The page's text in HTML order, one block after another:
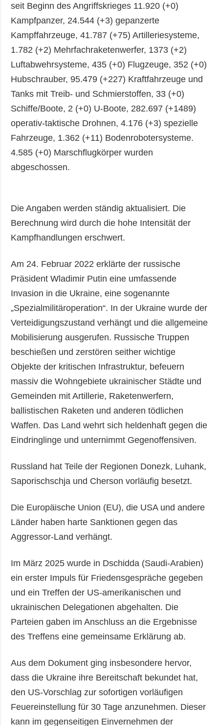
seit Beginn des Angriffskrieges 11.920 (+0)
Kampfpanzer, 24.544 (+3) gepanzerte
Kampffahrzeuge, 41.787 (+75) Artilleriesysteme,
1.782 (+2) Mehrfachraketenwerfer, 1373 (+2)
Luftabwehrsysteme, 435 (+0) Flugzeuge, 352 (+0)
Hubschrauber, 95.479 (+227) Kraftfahrzeuge und
Tanks mit Treib- und Schmierstoffen, 33 (+0)
Schiffe/Boote, 2 (+0) U-Boote, 282.697 (+1489)
operativ-taktische Drohnen, 4.176 (+3) spezielle
Fahrzeuge, 1.362 (+11) Bodenrobotersysteme.
4.585 (+0) Marschflugkörper wurden
abgeschossen.
Die Angaben werden ständig aktualisiert. Die
Berechnung wird durch die hohe Intensität der
Kampfhandlungen erschwert.
Am 24. Februar 2022 erklärte der russische
Präsident Wladimir Putin eine umfassende
Invasion in die Ukraine, eine sogenannte
„Spezialmilitäroperation“. In der Ukraine wurde der
Verteidigungszustand verhängt und die allgemeine
Mobilisierung ausgerufen. Russische Truppen
beschießen und zerstören seither wichtige
Objekte der kritischen Infrastruktur, befeuern
massiv die Wohngebiete ukrainischer Städte und
Gemeinden mit Artillerie, Raketenwerfern,
ballistischen Raketen und anderen tödlichen
Waffen. Das Land wehrt sich heldenhaft gegen die
Eindringlinge und unternimmt Gegenoffensiven.
Russland hat Teile der Regionen Donezk, Luhank,
Saporischschja und Cherson vorläufig besetzt.
Die Europäische Union (EU), die USA und andere
Länder haben harte Sanktionen gegen das
Aggressor-Land verhängt.
Im März 2025 wurde in Dschidda (Saudi-Arabien)
ein erster Impuls für Friedensgespräche gegeben
und ein Treffen der US-amerikanischen und
ukrainischen Delegationen abgehalten. Die
Parteien gaben im Anschluss an die Ergebnisse
des Treffens eine gemeinsame Erklärung ab.
Aus dem Dokument ging insbesondere hervor,
dass die Ukraine ihre Bereitschaft bekundet hat,
den US-Vorschlag zur sofortigen vorläufigen
Feuereinstellung für 30 Tage anzunehmen. Dieser
kann im gegenseitigen Einvernehmen der